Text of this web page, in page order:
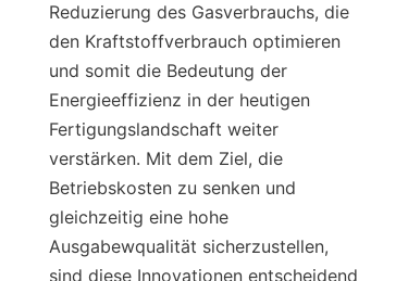
Reduzierung des Gasverbrauchs, die
den Kraftstoffverbrauch optimieren
und somit die Bedeutung der
Energieeffizienz in der heutigen
Fertigungslandschaft weiter
verstärken. Mit dem Ziel, die
Betriebskosten zu senken und
gleichzeitig eine hohe
Ausgabewqualität sicherzustellen,
sind diese Innovationen entscheidend